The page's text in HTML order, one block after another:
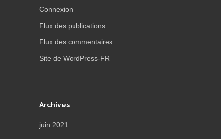
Connexion
Flux des publications
Flux des commentaires
Site de WordPress-FR
Archives
juin 2021